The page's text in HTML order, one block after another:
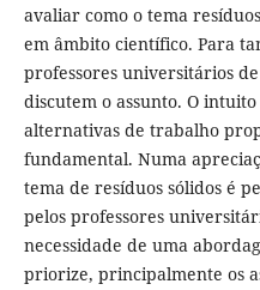
avaliar como o tema
em âmbito científico. Para
professores universitários
discutem o assunto. O
alternativas de trabalho
fundamental. Numa
tema de resíduos sólidos é
pelos professores
necessidade de uma
priorize, principalmente os